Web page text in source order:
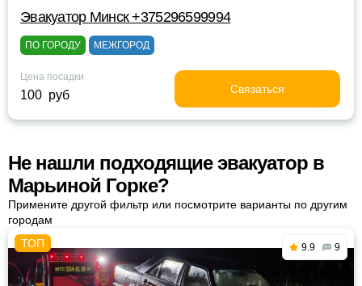
Эвакуатор Минск +375296599994
ПО ГОРОДУ МЕЖГОРОД
Цена посадки
100 руб Связаться
Не нашли подходящие эвакуатор в
Марьиной Горке?
Примените другой фильтр или посмотрите варианты по другим
городам
9.9 9